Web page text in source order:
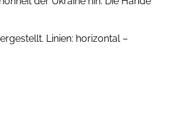
Linien: horizontal –